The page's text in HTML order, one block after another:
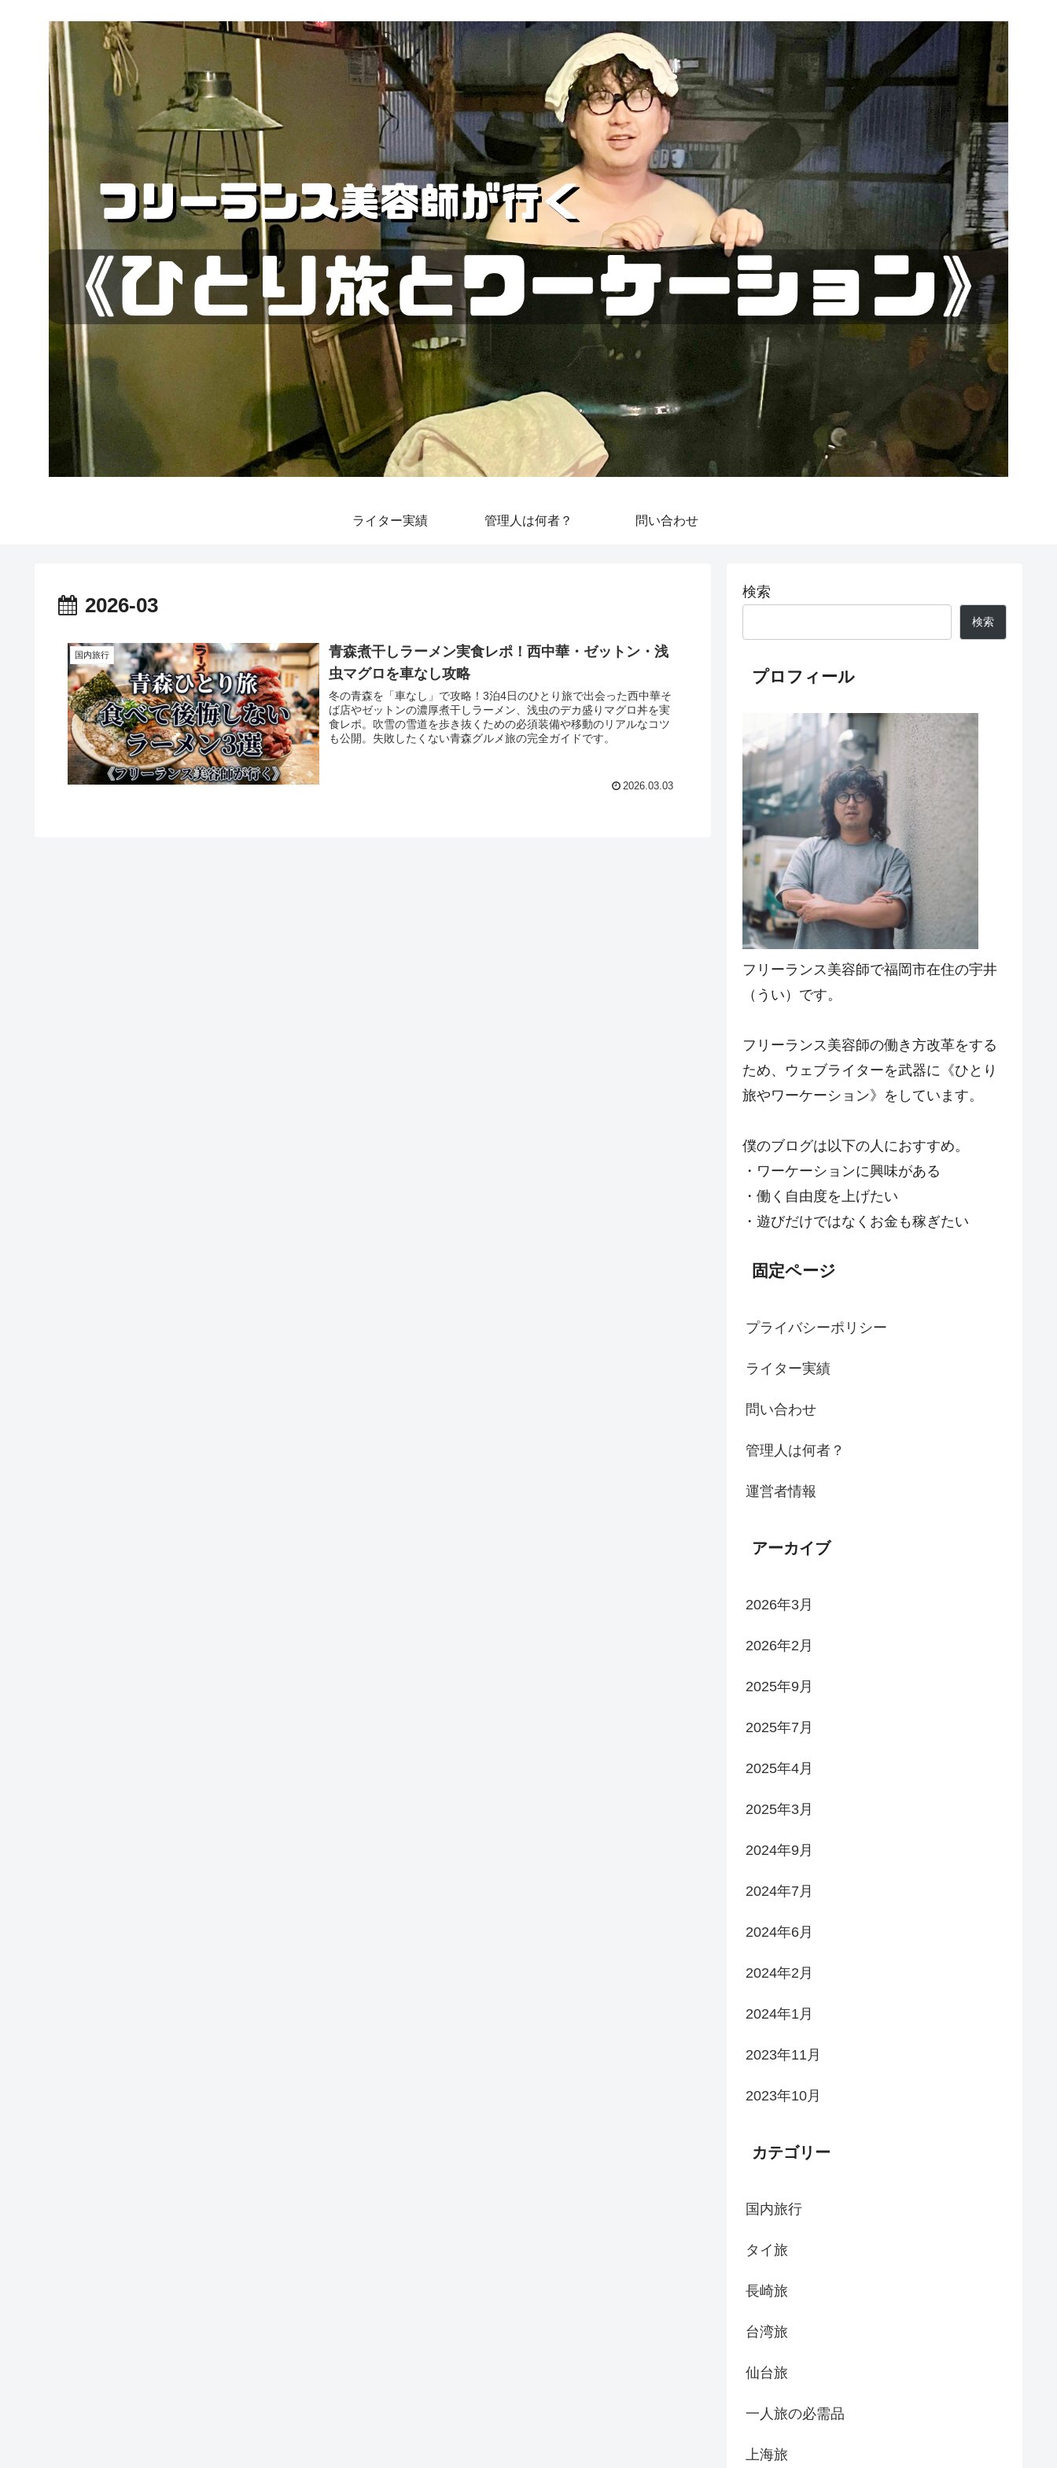
ライター実績 管理人は何者？ 問い合わせ
2026-03
国内旅行
青森煮干しラーメン実食レポ！西中華・ゼットン・浅
虫マグロを車なし攻略
冬の青森を「車なし」で攻略！3泊4日のひとり旅で出会った西中華そ
ば店やゼットンの濃厚煮干しラーメン、浅虫のデカ盛りマグロ丼を実
食レポ。吹雪の雪道を歩き抜くための必須装備や移動のリアルなコツ
も公開。失敗したくない青森グルメ旅の完全ガイドです。
2026.03.03
検索
検索
プロフィール
フリーランス美容師で福岡市在住の宇井
（うい）です。
フリーランス美容師の働き方改革をする
ため、ウェブライターを武器に《ひとり
旅やワーケーション》をしています。
僕のブログは以下の人におすすめ。
・ワーケーションに興味がある
・働く自由度を上げたい
・遊びだけではなくお金も稼ぎたい
固定ページ
プライバシーポリシー
ライター実績
問い合わせ
管理人は何者？
運営者情報
アーカイブ
2026年3月
2026年2月
2025年9月
2025年7月
2025年4月
2025年3月
2024年9月
2024年7月
2024年6月
2024年2月
2024年1月
2023年11月
2023年10月
カテゴリー
国内旅行
タイ旅
長崎旅
台湾旅
仙台旅
一人旅の必需品
上海旅